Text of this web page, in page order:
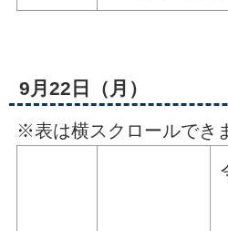
9月22日（月）
※表は横スクロールでき